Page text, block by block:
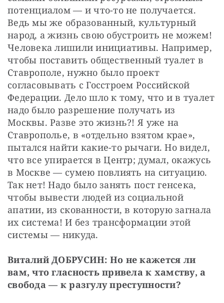
потенциалом — и что-то не получается.
Ведь мы же образованный, культурный
народ, а жизнь свою обустроить не можем!
Человека лишили инициативы. Например,
чтобы поставить общественный туалет в
Ставрополе, нужно было проект
согласовывать с Госстроем Российской
Федерации. Дело шло к тому, что и в туалет
надо было разрешение получать из
Москвы. Разве это жизнь?! Я уже на
Ставрополье, в «отдельно взятом крае»,
пытался найти какие-то рычаги. Но видел,
что все упирается в Центр; думал, окажусь
в Москве — сумею повлиять на ситуацию.
Так нет! Надо было занять пост генсека,
чтобы вывести людей из социальной
апатии, из скованности, в которую загнала
их система! И без трансформации этой
системы — никуда.
Виталий ДОБРУСИН: Но не кажется ли
вам, что гласность привела к хамству, а
свобода — к разгулу преступности?